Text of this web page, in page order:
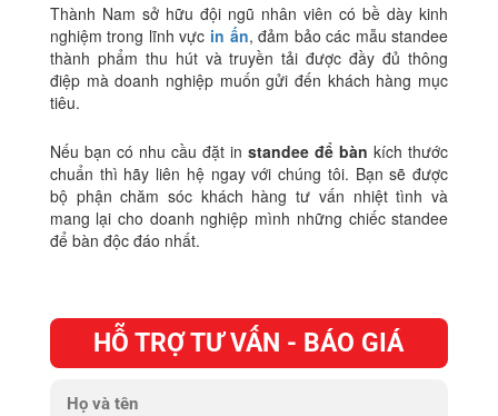
Thành Nam sở hữu đội ngũ nhân viên có bề dày kinh
nghiệm trong lĩnh vực in ấn, đảm bảo các mẫu standee
thành phẩm thu hút và truyền tải được đầy đủ thông
điệp mà doanh nghiệp muốn gửi đến khách hàng mục
tiêu.
Nếu bạn có nhu cầu đặt instandee để bàn kích thước
chuẩn thì hãy liên hệ ngay với chúng tôi. Bạn sẽ được
bộ phận chăm sóc khách hàng tư vấn nhiệt tình và
mang lại cho doanh nghiệp mình những chiếc standee
để bàn độc đáo nhất.
HỖ TRỢ TƯ VẤN - BÁO GIÁ